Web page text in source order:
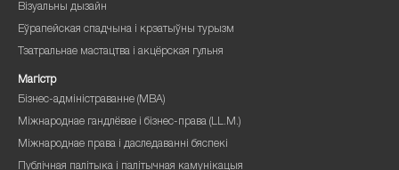
Візуальны дызайн
Еўрапейская спадчына і крэатыўны турызм
Тэатральнае мастацтва і акцёрская гульня
Магістр
Бізнес-адміністраванне (MBA)
Міжнароднае гандлёвае і бізнес-права (LL.M.)
Міжнароднае права і даследаванні бяспекі
Публічная палітыка і палітычная камунікацыя